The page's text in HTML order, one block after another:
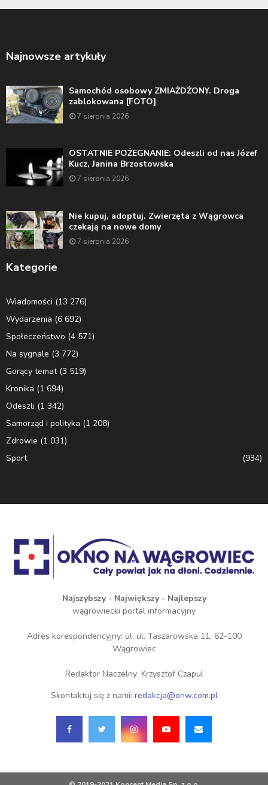
Najnowsze artykuły
Samochód osobowy ZMIAŻDŻONY. Droga
zablokowana [FOTO]
7 sierpnia 2026
OSTATNIE POŻEGNANIE: Odeszli od nas Józef
Kucz, Janina Brzostowska
7 sierpnia 2026
Nie kupuj, adoptuj. Zwierzęta z Wągrowca
czekają na nowe domy
7 sierpnia 2026
Kategorie
Wiadomości (13 276)
Wydarzenia (6 692)
Społeczeństwo (4 571)
Na sygnale (3 772)
Gorący temat(3 519)
Kronika (1 694)
Odeszli (1 342)
Samorząd i polityka (1 208)
Zdrowie (1 031)
Sport
(934)
Najszybszy - Największy - Najlepszy
wągrowiecki portal informacyjny
Adres korespondencyjny: ul. ul. Taszarowska 11, 62-100
Wągrowiec
Redaktor Naczelny: Krzysztof Czapul
Skontaktuj się z nami: redakcja@onw.com.pl